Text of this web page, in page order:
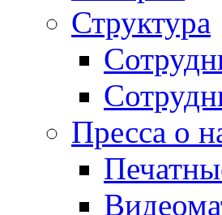
Структура
Пресса о